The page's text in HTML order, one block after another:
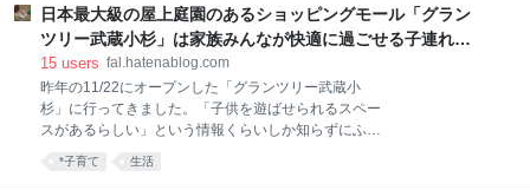
ルです。店員さんがマッターホーンの店員さんと同じ
レトロで特徴のある制服を着ていたのが猛烈に気にな
ったので、「もしかして、マッターホーンと同じ系列
のお店なんですか？」と聞い
した「いちごのバルサミコドレッシングサラダ」と同
じものを使用していますが、市販のシーザーサラダド
レッシングなどでも合いそうです。 「グリルチキンの
パスタサラダ」 [材料] 480mlのジャー１瓶分 鶏もも
肉：１／２枚 マカロニパスタ：30グラム ミニトマト:
小さめのものを６粒くらい アボカド：１／２個 卵：１
ム レモン汁：大さじ１／２ オリーブオイル：大さじ１
日本最大級の屋上庭園のあるショッピングモール「グラン
ツリー武蔵小杉」は家族みんなが快適に過ごせる子連れ天
国だった。 - 子連れでウロウロ… fal::diary
15 users fal.hatenablog.com
昨年の11/22にオープンした「グランツリー武蔵小
杉」に行ってきました。「子供を遊ばせられるスペー
スがあるらしい」という情報くらいしか知らずにふら
っと訪れたのですが、今までにないくらい子連れでも
快適に過ごせるショッピングモールでした！ 場所は武
*子育て 生活